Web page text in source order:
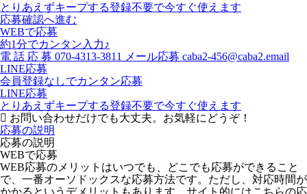
とりあえずキープする登録不要で今すぐ使えます
応募確認へ進む
WEBで応募
約1分でカンタン入力♪
電 話 応 募 070-4313-3811 メール応募 caba2-456@caba2.email
LINE応募
会員登録なしでカンタン応募
LINE応募
とりあえずキープする登録不要で今すぐ使えます
お問い合わせだけでも大丈夫。お気軽にどうぞ！
応募の説明
応募の説明
WEBで応募
WEB応募のメリットはいつでも、どこでも応募ができること
で、一番オーソドックスな応募方法です。ただし、対応時間が
かかるというデメリットもあります。サイト的にはこちらの応